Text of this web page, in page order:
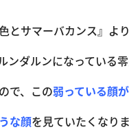
サマーバカンス』より
ンダルンになっている零
で、この弱っている顔
な顔を見ていたくなりま